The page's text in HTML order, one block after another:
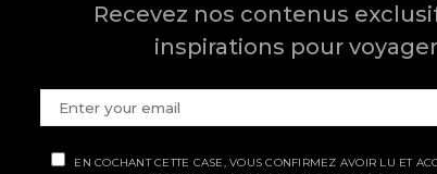
Recevez nos contenus
inspirations pour
EN COCHANT CETTE CASE, VOUS CONFIRMEZ AVOIR LU ET